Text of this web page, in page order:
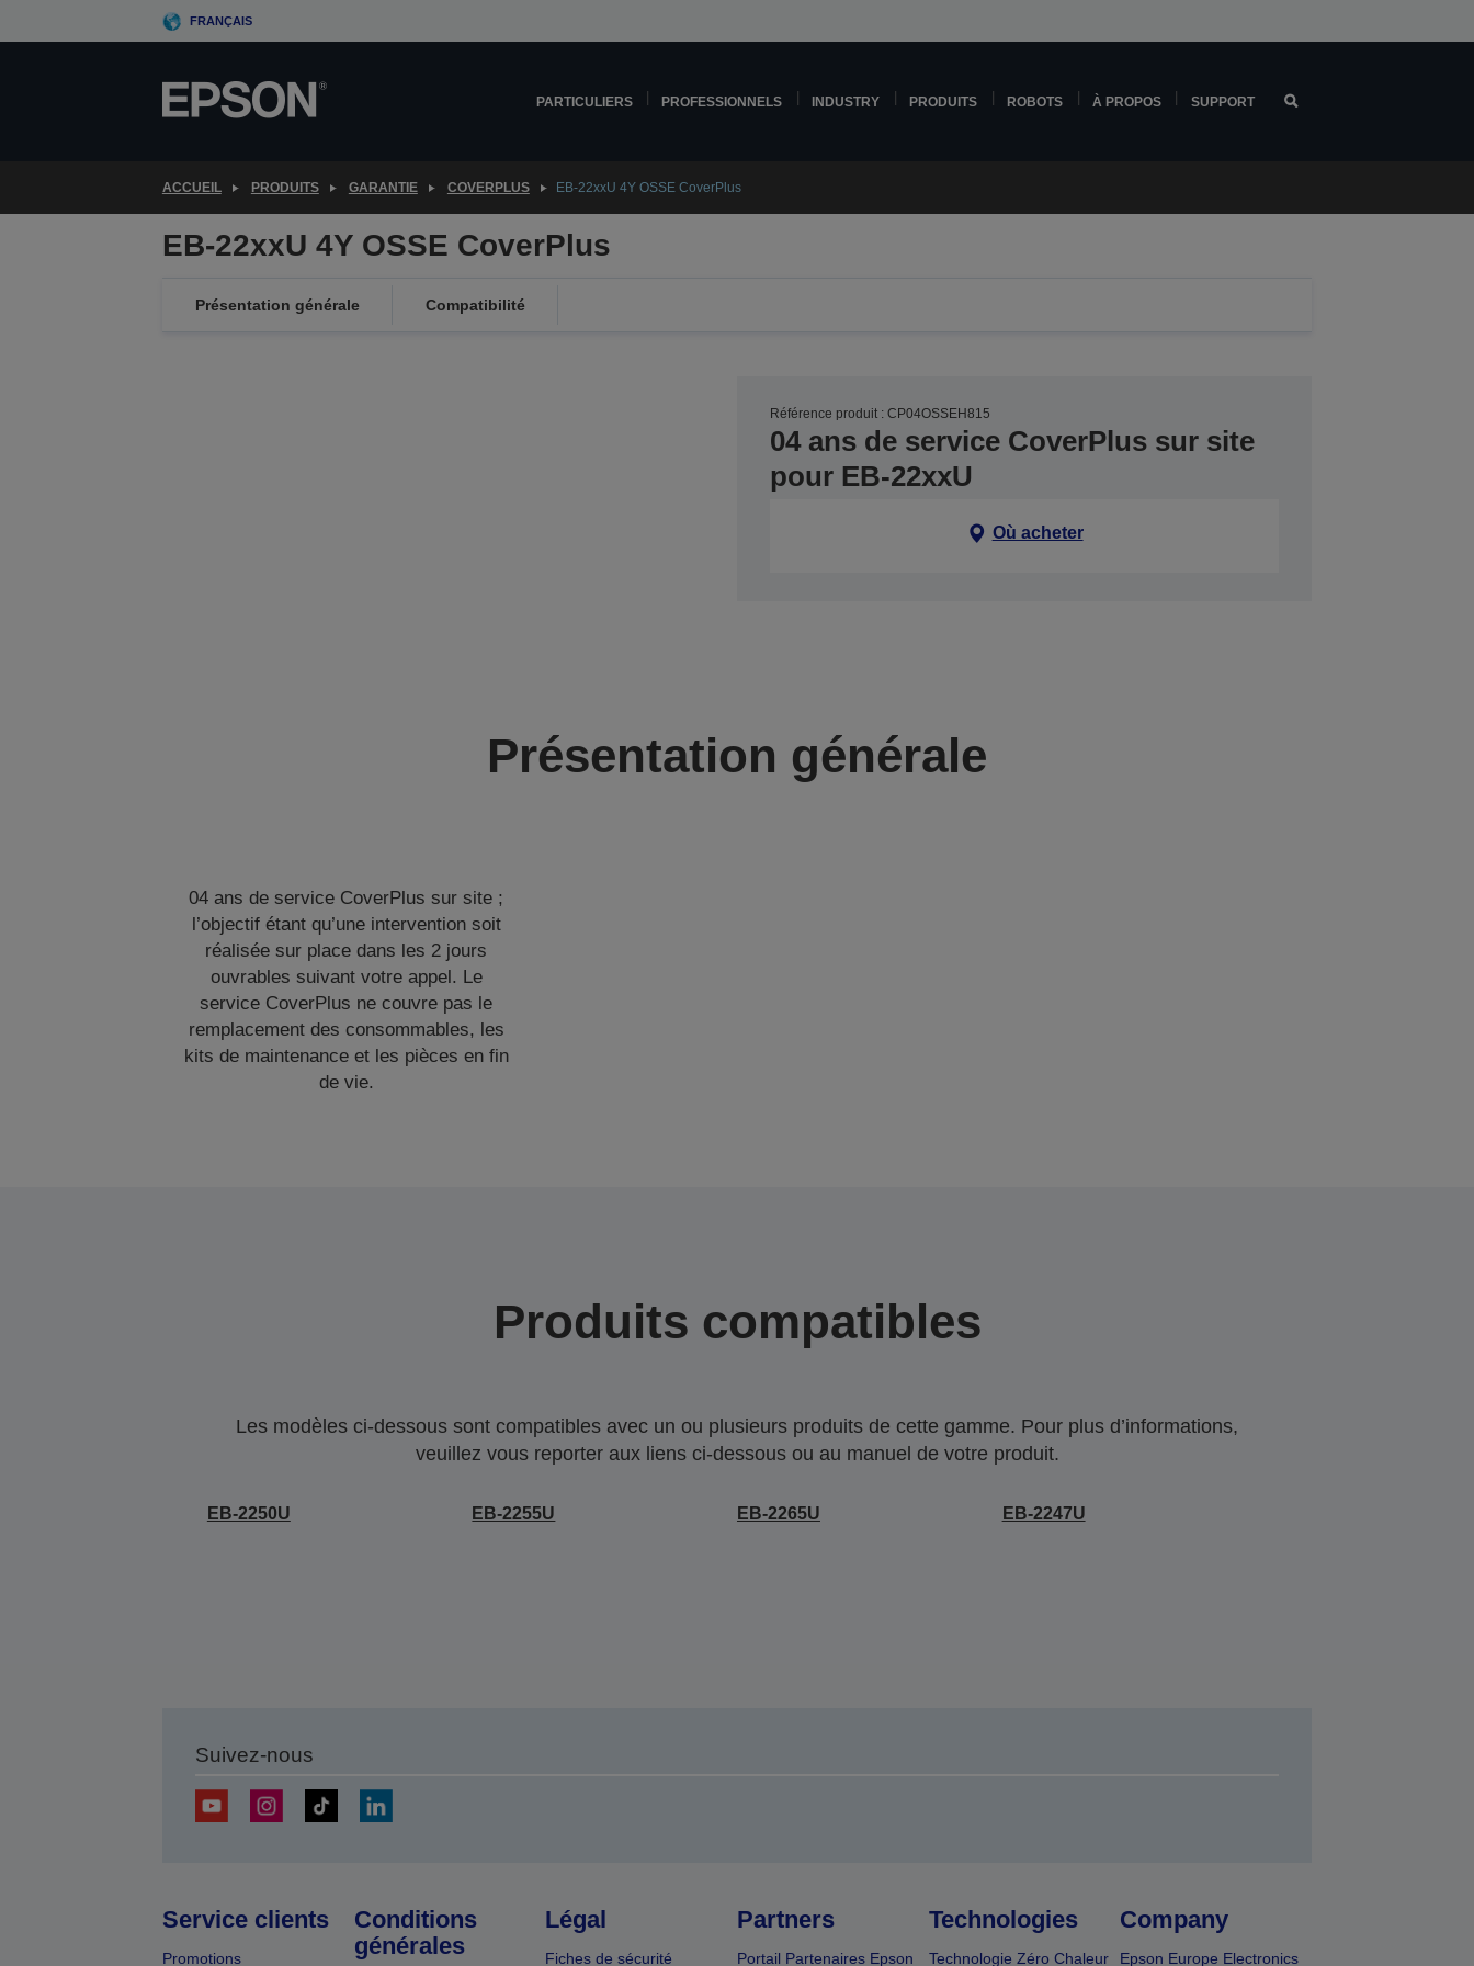
to
FRANÇAIS
PARTICULIERS PROFESSIONNELS INDUSTRY PRODUITS ROBOTS À PROPOS SUPPORT
ACCUEIL PRODUITS GARANTIE COVERPLUS EB-22xxU 4Y OSSE CoverPlus
EB-22xxU 4Y OSSE CoverPlus
Présentation générale Compatibilité
Référence produit : CP04OSSEH815
04 ans de service CoverPlus sur site
pour EB-22xxU
Où acheter
Présentation générale
04 ans de service CoverPlus sur site ;
l’objectif étant qu’une intervention soit
réalisée sur place dans les 2 jours
ouvrables suivant votre appel. Le
service CoverPlus ne couvre pas le
remplacement des consommables, les
kits de maintenance et les pièces en fin
de vie.
Produits compatibles
Les modèles ci-dessous sont compatibles avec un ou plusieurs produits de cette gamme. Pour plus d’informations,
veuillez vous reporter aux liens ci-dessous ou au manuel de votre produit.
EB-2250U EB-2255U EB-2265U EB-2247U
Suivez-nous
Service clients
Promotions
Conditions
générales
Légal
Fiches de sécurité
Partners
Portail Partenaires Epson
Technologies
Technologie Zéro Chaleur
Company
Epson Europe Electronics